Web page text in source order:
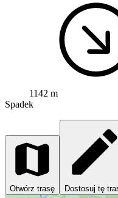
1142 m
Spadek
Otwórz trasę Dostosuj tę